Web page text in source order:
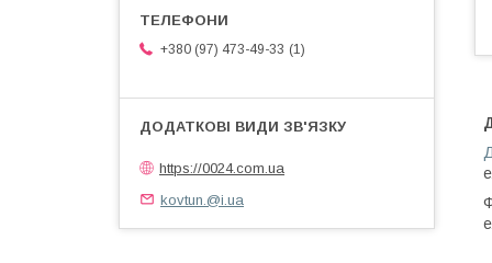
+380 (97) 473-49-33 1
https://0024.com.ua
kovtun.@i.ua